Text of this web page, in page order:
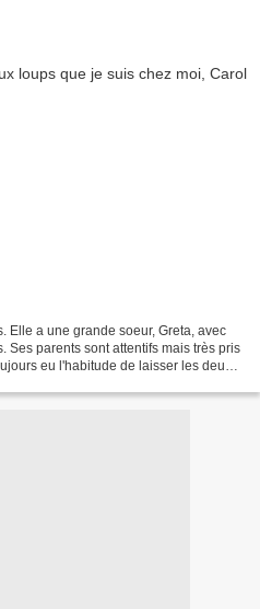
Elle a une grande soeur, Greta, avec
Ses parents sont attentifs mais très pris
eu l'habitude de laisser les deux